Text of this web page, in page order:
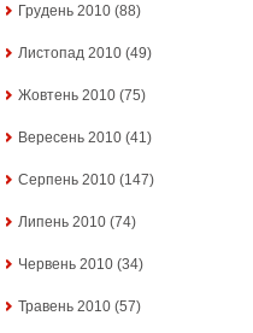
Грудень 2010 (88)
Листопад 2010 (49)
Жовтень 2010 (75)
Вересень 2010 (41)
Серпень 2010 (147)
Липень 2010 (74)
Червень 2010 (34)
Травень 2010 (57)